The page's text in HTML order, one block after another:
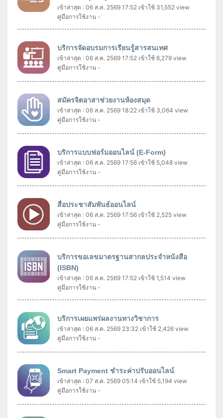
เข้าล่าสุด : 06 ส.ค. 2569 17:52 เข้าใช้ 31,552 view
คู่มือการใช้งาน -
บริการจัดอบรมการเรียนรู้สารสนเทศ
เข้าล่าสุด : 06 ส.ค. 2569 17:52 เข้าใช้ 6,279 view
คู่มือการใช้งาน -
สมัครจิตอาสาช่วยงานห้องสมุด
เข้าล่าสุด : 06 ส.ค. 2569 18:22 เข้าใช้ 3,064 view
คู่มือการใช้งาน -
บริการแบบฟอร์มออนไลน์ (E-Form)
เข้าล่าสุด : 06 ส.ค. 2569 17:56 เข้าใช้ 5,048 view
คู่มือการใช้งาน -
สื่อประชาสัมพันธ์ออนไลน์
เข้าล่าสุด : 06 ส.ค. 2569 17:56 เข้าใช้ 2,525 view
คู่มือการใช้งาน -
บริการขอเลขมาตรฐานสากลประจำหนังสือ
(ISBN)
เข้าล่าสุด : 06 ส.ค. 2569 17:52 เข้าใช้ 1,514 view
คู่มือการใช้งาน -
บริการเผยแพร่ผลงานทางวิชาการ
เข้าล่าสุด : 06 ส.ค. 2569 23:32 เข้าใช้ 2,426 view
คู่มือการใช้งาน -
Smart Payment ชำระค่าปรับออนไลน์
เข้าล่าสุด : 07 ส.ค. 2569 05:14 เข้าใช้ 5,194 view
คู่มือการใช้งาน -